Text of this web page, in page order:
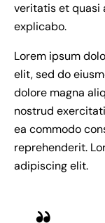
veritatis et quasi
explicabo.
Lorem ipsum
elit, sed do
dolore magna
nostrud
ea commodo
reprehenderit.
adipiscing elit.